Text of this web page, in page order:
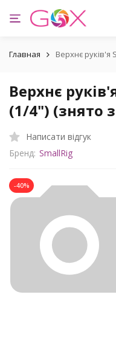
Главная Верхнє руків'я
Верхнє
(1/4") (знято
Написати відгук
Бренд: SmallRig
-40%